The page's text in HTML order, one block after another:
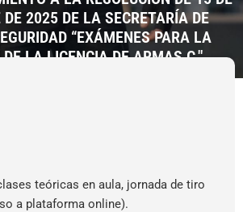
2025 DE LA SECRETARÍA DE
“EXÁMENES PARA LA
LA LICENCIA DE ARMAS C."
teóricas en aula, jornada de tiro
a plataforma online).